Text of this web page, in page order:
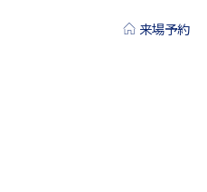
来場予約